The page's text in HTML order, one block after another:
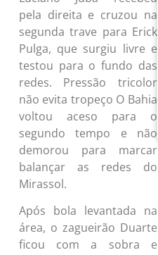
pela direita e cruzou na
segunda trave para Erick
Pulga, que surgiu livre e
testou para o fundo das
redes. Pressão tricolor
não evita tropeço O Bahia
voltou aceso para o
segundo tempo e não
demorou para marcar
balançar as redes do
Mirassol.
Após bola levantada na
área, o zagueirão Duarte
ficou com a sobra e